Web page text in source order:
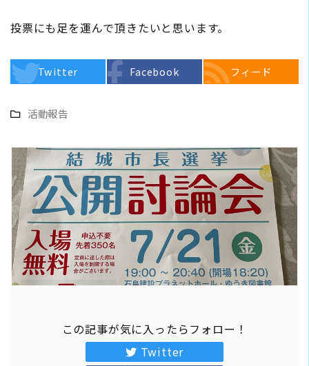
投票にも足を運んで頂きたいと思います。
Twitter Facebook フィード
活動報告
この記事が気に入ったらフォロー！
Twitter